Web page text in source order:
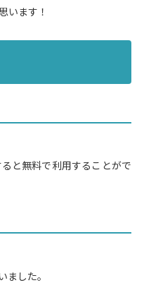
います！
と無料で利用することがで
した。